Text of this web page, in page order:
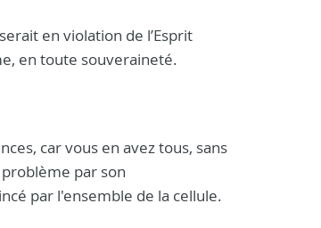
en violation de l’Esprit
en toute souveraineté.
car vous en avez tous, sans
par son
par l'ensemble de la cellule.